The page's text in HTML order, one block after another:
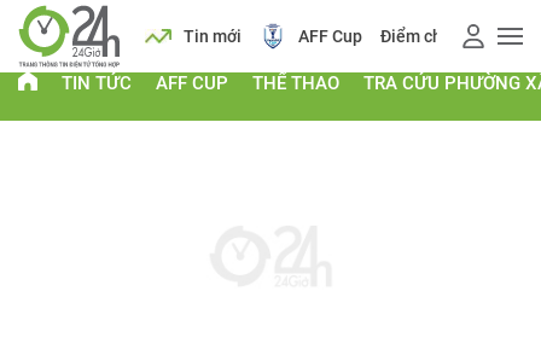
Lịch Tin mới AFF Cup Điểm chuẩn 2026
TIN TỨC AFF CUP THỂ THAO TRA CỨU PHƯỜNG